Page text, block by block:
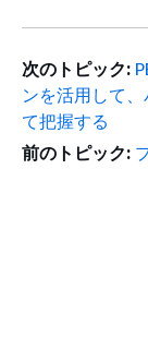
次のトピック:
ンを活用して
て把握する
前のトピック: